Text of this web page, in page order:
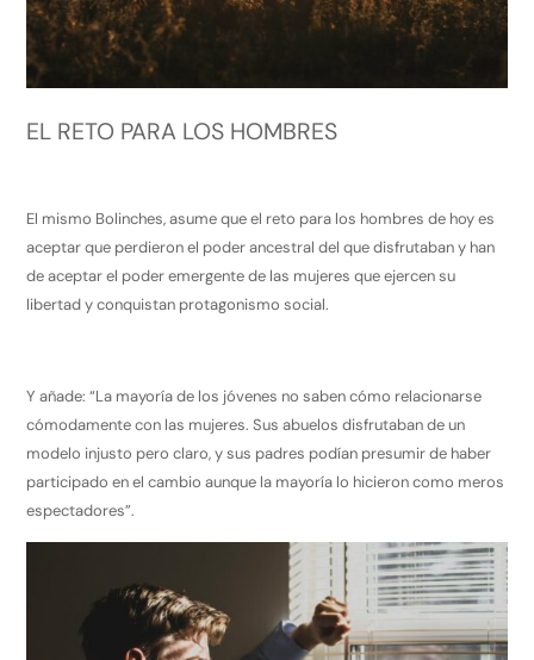
EL RETO PARA LOS HOMBRES
El mismo Bolinches, asume que el reto para los hombres de hoy es
aceptar que perdieron el poder ancestral del que disfrutaban y han
de aceptar el poder emergente de las mujeres que ejercen su
libertad y conquistan protagonismo social.
Y añade: “La mayoría de los jóvenes no saben cómo relacionarse
cómodamente con las mujeres. Sus abuelos disfrutaban de un
modelo injusto pero claro, y sus padres podían presumir de haber
participado en el cambio aunque la mayoría lo hicieron como meros
espectadores”.